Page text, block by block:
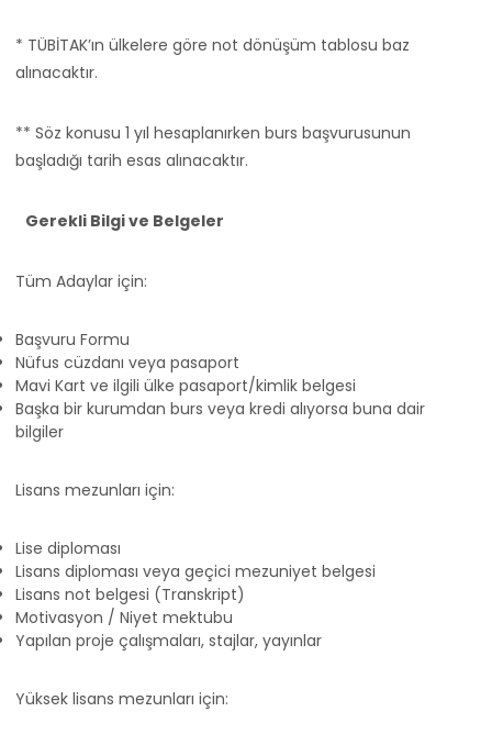
* TÜBİTAK’ın ülkelere göre not dönüşüm tablosu baz
alınacaktır.
** Söz konusu 1 yıl hesaplanırken burs başvurusunun
başladığı tarih esas alınacaktır.
Gerekli Bilgi ve Belgeler
Tüm Adaylar için:
Başvuru Formu
Nüfus cüzdanı veya pasaport
Mavi Kart ve ilgili ülke pasaport/kimlik belgesi
Başka bir kurumdan burs veya kredi alıyorsa buna dair
bilgiler
Lisans mezunları için:
Lise diploması
Lisans diploması veya geçici mezuniyet belgesi
Lisans not belgesi (Transkript)
Motivasyon / Niyet mektubu
Yapılan proje çalışmaları, stajlar, yayınlar
Yüksek lisans mezunları için: